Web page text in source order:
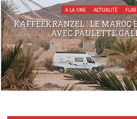
A LA UNE ACTUALITÉ
KAFFEEKRANZEL : LE MAROC
AVEC PAULETTE